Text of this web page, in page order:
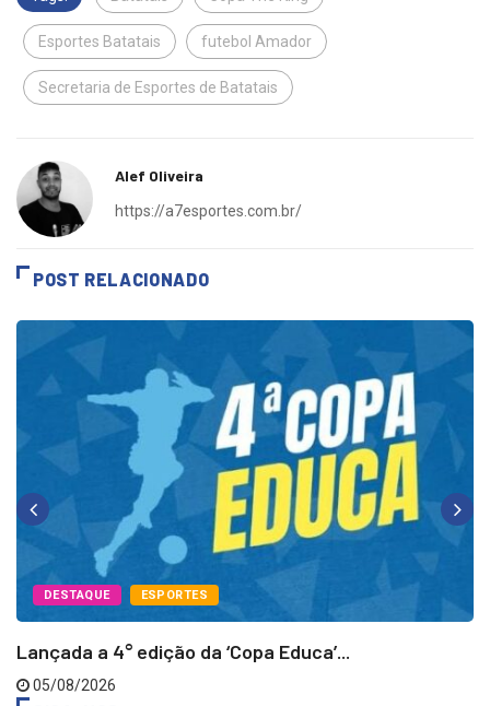
Tags: Batatais Copa The King
Esportes Batatais futebol Amador
Secretaria de Esportes de Batatais
Alef Oliveira
https://a7esportes.com.br/
POST RELACIONADO
DESTAQUE ESPORTES
Lançada a 4° edição da ‘Copa Educa’...
05/08/2026